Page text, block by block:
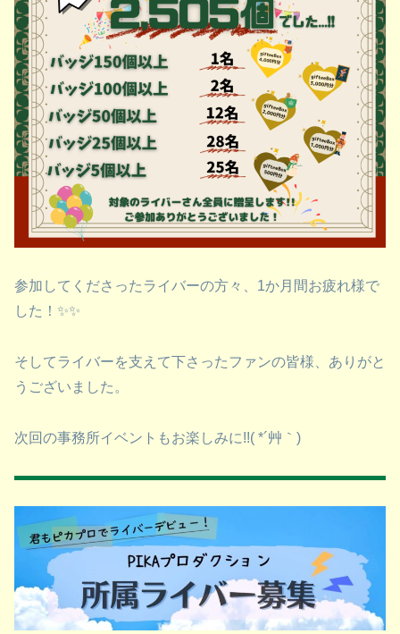
参加してくださったライバーの方々、1か月間お疲れ様で
した！✨✨
そしてライバーを支えて下さったファンの皆様、ありがと
うございました。
次回の事務所イベントもお楽しみに!!( *´艸｀)